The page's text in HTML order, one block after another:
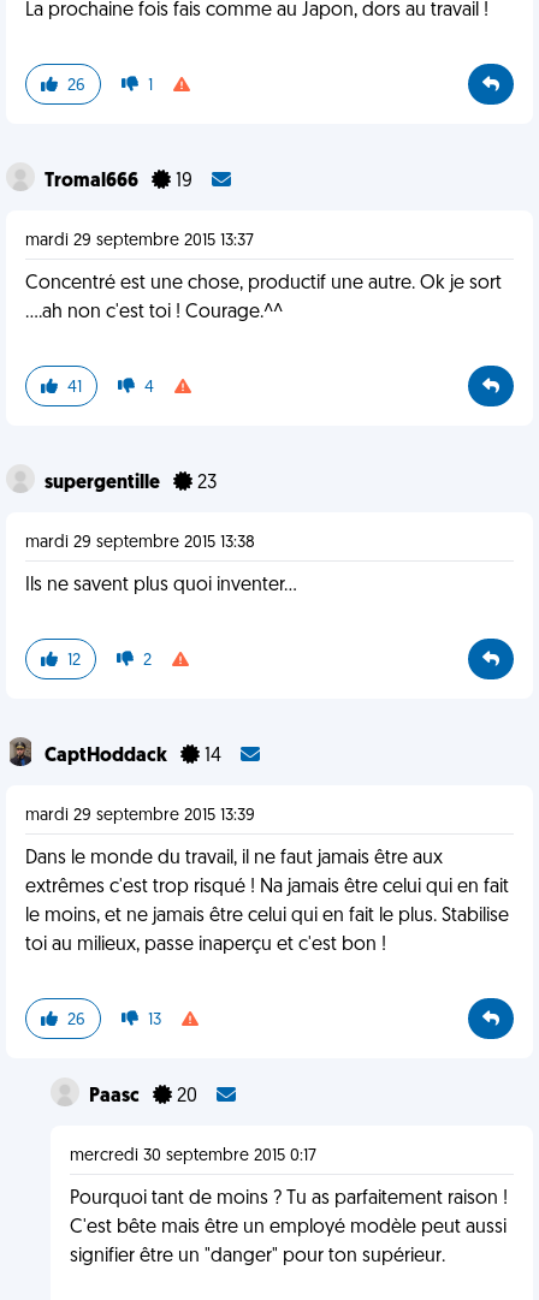
La prochaine fois fais comme au Japon, dors au travail !
26 1
Tromal666 19
mardi 29 septembre 2015 13:37
Concentré est une chose, productif une autre. Ok je sort
....ah non c'est toi ! Courage.^^
41 4
supergentille 23
mardi 29 septembre 2015 13:38
Ils ne savent plus quoi inventer...
12 2
CaptHoddack 14
mardi 29 septembre 2015 13:39
Dans le monde du travail, il ne faut jamais être aux
extrêmes c'est trop risqué ! Na jamais être celui qui en fait
le moins, et ne jamais être celui qui en fait le plus. Stabilise
toi au milieux, passe inaperçu et c'est bon !
26 13
Paasc 20
mercredi 30 septembre 2015 0:17
Pourquoi tant de moins ? Tu as parfaitement raison !
C'est bête mais être un employé modèle peut aussi
signifier être un "danger" pour ton supérieur.